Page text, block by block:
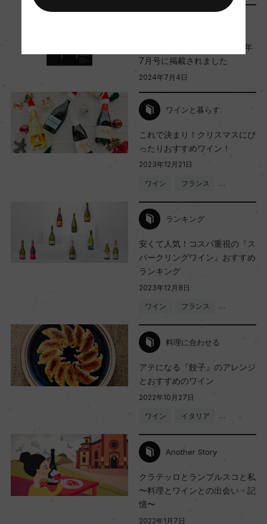
レッジアーノD.O.C.
格付
ー
コルク
『ワイン王国』No.141 2024年
7月号に掲載されました
2024年7月4日
ワインと暮らす
これで決まり！クリスマスにぴ
ったりおすすめワイン！
2023年12月21日
ワイン フランス …
ランキング
安くて人気！コスパ重視の『ス
パークリングワイン』おすすめ
ランキング
2023年12月8日
ワイン フランス …
料理に合わせる
アテになる『餃子』のアレンジ
とおすすめのワイン
2022年10月27日
ワイン イタリア …
Another Story
クラテッロとランブルスコと私
〜料理とワインとの出会い・記
憶〜
2022年1月7日